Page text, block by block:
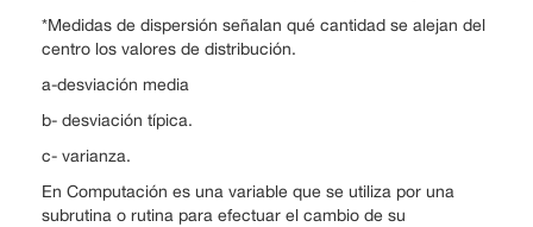
*Medidas de dispersión señalan qué cantidad se alejan del
centro los valores de distribución.
a-desviación media
b- desviación típica.
c- varianza.
En Computación es una variable que se utiliza por una
subrutina o rutina para efectuar el cambio de su